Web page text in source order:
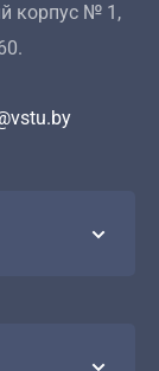
корпус № 1,